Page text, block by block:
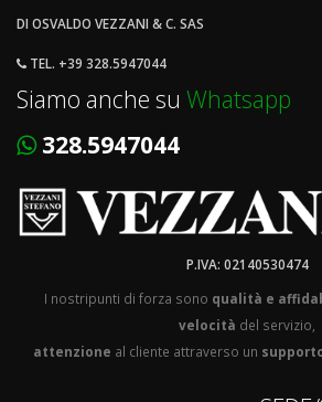
DI OSVALDO VEZZANI & C. SAS
TEL. +39 328.5947044
Siamo anche su Whatsapp
328.5947044
P.IVA: 02140530474
I nostripunti di forza sono qualità e
velocità del servizio,
attenzione al cliente attraverso un